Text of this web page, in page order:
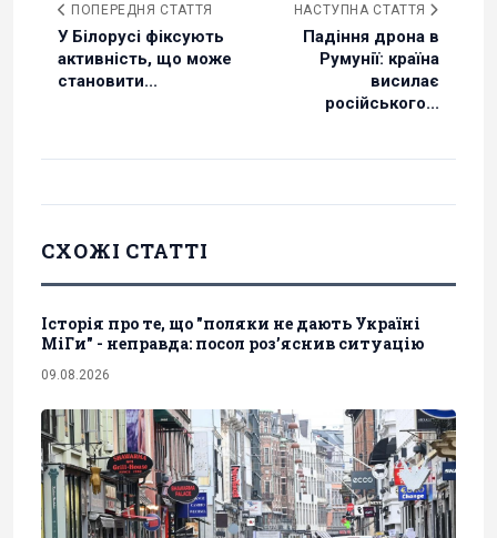
ПОПЕРЕДНЯ СТАТТЯ
У Білорусі фіксують
активність, що може
становити...
НАСТУПНА СТАТТЯ
Падіння дрона в
Румунії: країна
висилає
російського...
СХОЖІ СТАТТІ
Історія про те, що "поляки не дають Україні
МіГи" - неправда: посол роз’яснив ситуацію
09.08.2026